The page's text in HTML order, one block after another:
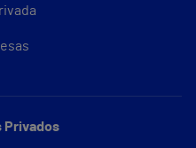
Privados